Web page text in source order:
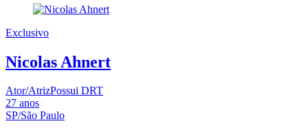
Exclusivo
Nicolas Ahnert
Ator/AtrizPossui DRT
27 anos
SP/São Paulo